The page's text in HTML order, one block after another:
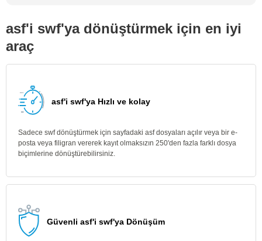
asf'i swf'ya dönüştürmek için en iyi
araç
asf'i swf'ya Hızlı ve kolay
Sadece swf dönüştürmek için sayfadaki asf dosyaları açılır veya bir e-
posta veya filigran vererek kayıt olmaksızın 250'den fazla farklı dosya
biçimlerine dönüştürebilirsiniz.
Güvenli asf'i swf'ya Dönüşüm